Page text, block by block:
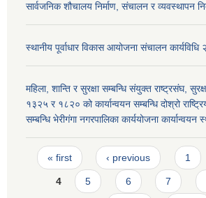
सार्वजनिक शौचालय निर्माण, संचालन र व्यवस्थापन
स्थानीय पूर्वाधार विकास आयोजना संचालन कार्यविधि
महिला, शान्ति र सुरक्षा सम्बन्धि संयुक्त राष्ट्रसंघ,
१३२५ र १८२० को कार्यान्वयन सम्बन्धि दोश्रो
सम्बन्धि भेरीगंगा नगरपालिका कार्ययोजना कार्यान्वयन
Pages
« first ‹ previous 1
4 5 6 7